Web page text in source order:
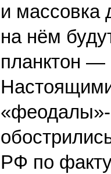
и массовка
на нём
планктон —
«феодалы»-
РФ по